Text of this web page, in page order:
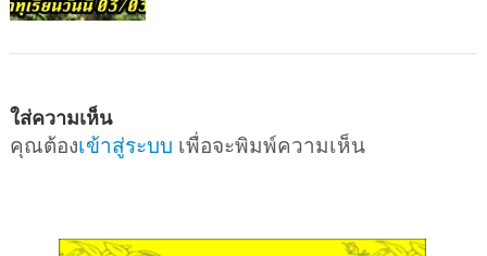
ใส่ความเห็น
คุณต้องเข้าสู่ระบบ เพื่อจะพิมพ์ความเห็น